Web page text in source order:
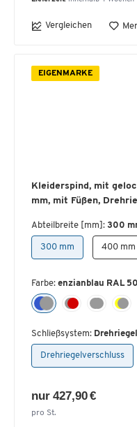
Vergleichen
EIGENMARKE
Kleiderspind, mit
mm, mit Füßen,
Abteilbreite [mm]: 300
300 mm 400 mm
Farbe: enzianblau RAL
Schließsystem:
Drehriegelverschluss
nur 427,90 €
pro St.